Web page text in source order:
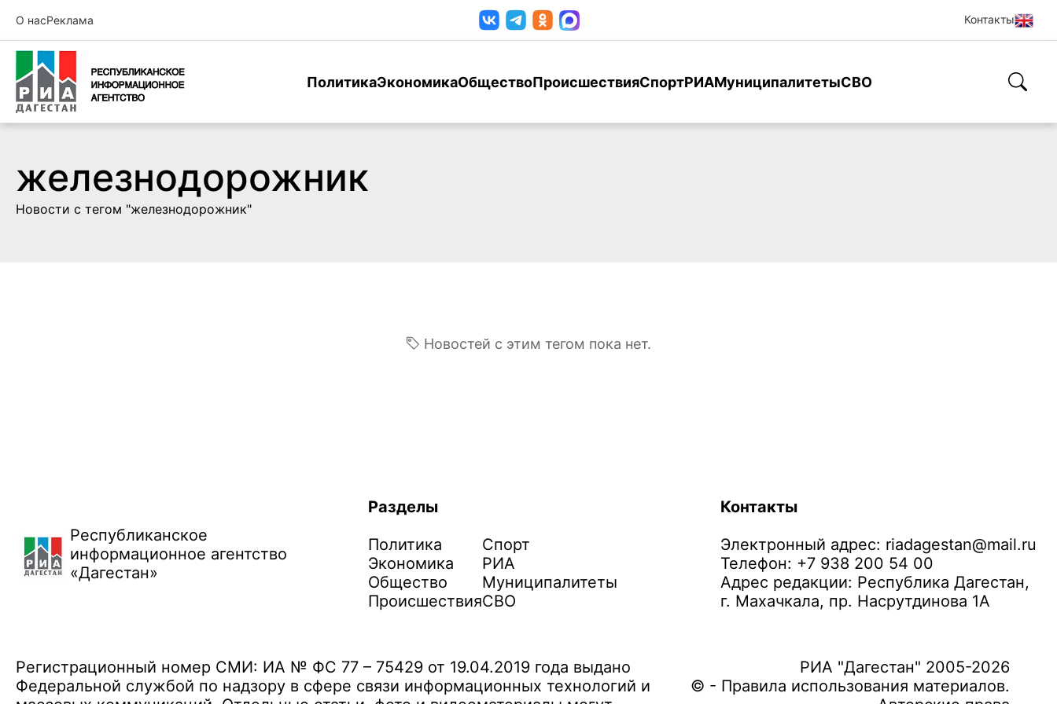
О насРеклама Контакты
ПолитикаЭкономикаОбществоПроисшествияСпортРИАМуниципалитетыСВО
железнодорожник
Новости с тегом "железнодорожник"
Новостей с этим тегом пока нет.
Республиканское
информационное агентство
«Дагестан»
Разделы
Политика
Экономика
Общество
Происшествия
Спорт
РИА
Муниципалитеты
СВО
Контакты
Электронный адрес: riadagestan@mail.ru
Телефон: +7 938 200 54 00
Адрес редакции: Республика Дагестан,
г. Махачкала, пр. Насрутдинова 1А
Регистрационный номер СМИ: ИА № ФС 77 – 75429 от 19.04.2019 года выдано
Федеральной службой по надзору в сфере связи информационных технологий и
РИА "Дагестан" 2005-2026
© - Правила использования материалов.